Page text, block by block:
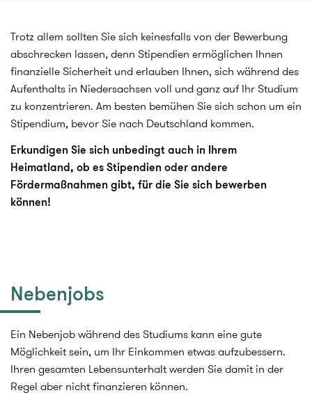
Trotz allem sollten Sie sich keinesfalls von der Bewerbung
abschrecken lassen, denn Stipendien ermöglichen Ihnen
finanzielle Sicherheit und erlauben Ihnen, sich während des
Aufenthalts in Niedersachsen voll und ganz auf Ihr Studium
zu konzentrieren. Am besten bemühen Sie sich schon um ein
Stipendium, bevor Sie nach Deutschland kommen.
Erkundigen Sie sich unbedingt auch in Ihrem
Heimatland, ob es Stipendien oder andere
Fördermaßnahmen gibt, für die Sie sich bewerben
können!
Nebenjobs
Ein Nebenjob während des Studiums kann eine gute
Möglichkeit sein, um Ihr Einkommen etwas aufzubessern.
Ihren gesamten Lebensunterhalt werden Sie damit in der
Regel aber nicht finanzieren können.